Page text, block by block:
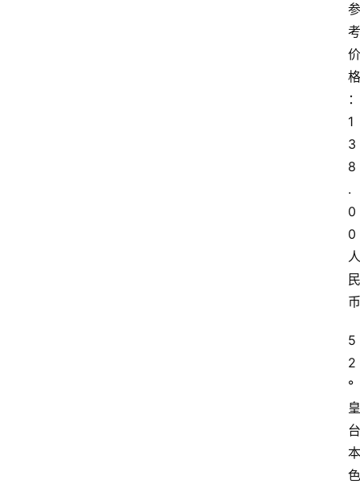
参
考
价
格
：
1
3
8
.
0
0
人
民
币
5
2
°
皇
台
本
色